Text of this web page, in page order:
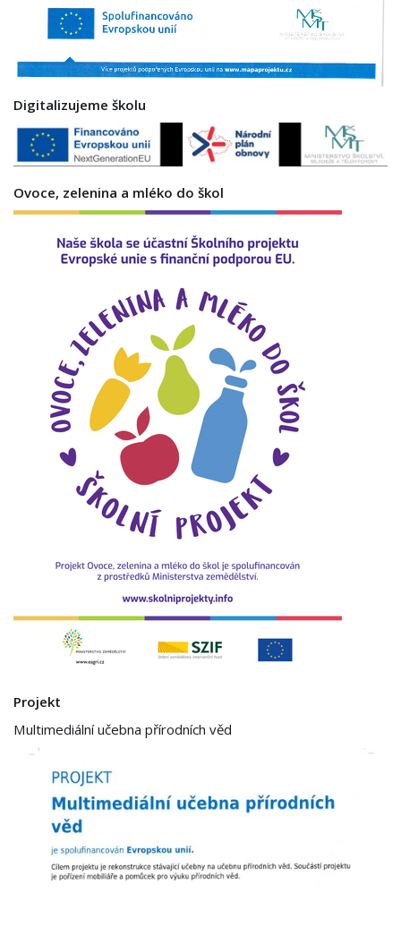
Digitalizujeme školu
Ovoce, zelenina a mléko do škol
Projekt
Multimediální učebna přírodních věd